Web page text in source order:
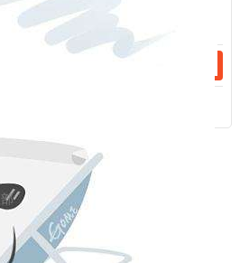
。出库时的复检费用由提货方
简示